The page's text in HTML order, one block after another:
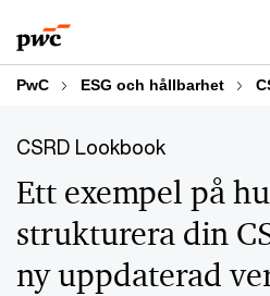
to
content
to
footer
PwC ESG och hållbarhet
CSRD Lookbook
Ett exempel på
strukturera din
ny uppdaterad